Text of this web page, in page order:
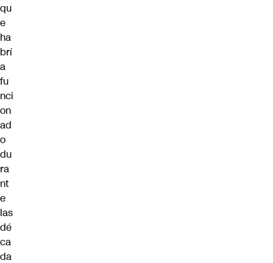
qu
e
ha
brí
a
fu
nci
on
ad
o
du
ra
nt
e
las
dé
ca
da